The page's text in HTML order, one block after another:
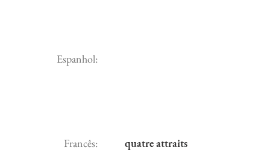
Espanhol:
Francês:
quatre attraits